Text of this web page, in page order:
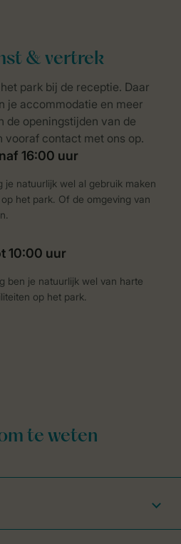
je natuurlijk wel al gebruik maken
het park. Of de omgeving van
ben je natuurlijk wel van harte
op het park.